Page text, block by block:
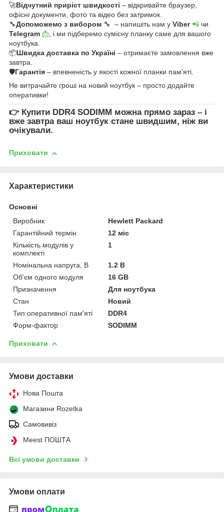
🚀Відчутний приріст швидкості – відкривайте браузер,
офісні документи, фото та відео без затримок.
🔧Допоможемо з вибором 🔧 – напишіть нам у Viber📲 чи
Telegram 📩 , і ми підберемо сумісну планку саме для вашого
ноутбука.
📦Швидка доставка по Україні – отримаєте замовлення вже
завтра.
🛡Гарантія – впевненість у якості кожної планки пам’яті.
Не витрачайте гроші на новий ноутбук – просто додайте
оперативки!
👉 Купити DDR4 SODIMM можна прямо зараз – і
вже завтра ваш ноутбук стане швидшим, ніж ви
очікували.
Приховати
Характеристики
Основні
Виробник
Hewlett Packard
Гарантійний термін
12 міс
Кількість модулів у
комплекті
1
Номінальна напруга, В
1.2 В
Об'єм одного модуля
16 GB
Призначення
Для ноутбука
Стан
Новий
Тип оперативної пам'яті
DDR4
Форм-фактор
SODIMM
Приховати
Умови доставки
Нова Пошта
Магазини Rozetka
Самовивіз
Meest ПОШТА
Всі умови доставки
Умови оплати